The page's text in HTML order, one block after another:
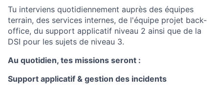
Tu interviens quotidiennement auprès des équipes
terrain, des services internes, de l'équipe projet back-
office, du support applicatif niveau 2 ainsi que de la
DSI pour les sujets de niveau 3.
Au quotidien, tes missions seront :
Support applicatif & gestion des incidents